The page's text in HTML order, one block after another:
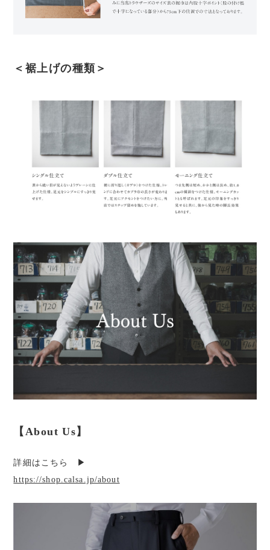
＜裾上げの種類＞
【About Us】
詳細はこちら ▶︎
https://shop.calsa.jp/about